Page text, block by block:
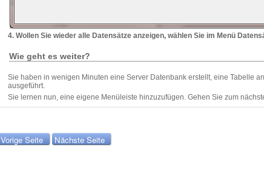
4. Wollen Sie wieder alle Datensätze anzeigen, wählen Sie im Menü
Wie geht es weiter?
Sie haben in wenigen Minuten eine Server Datenbank erstellt, eine Tabelle
ausgeführt.
Sie lernen nun, eine eigene Menüleiste hinzuzufügen. Gehen Sie zum
Vorige Seite Nächste Seite